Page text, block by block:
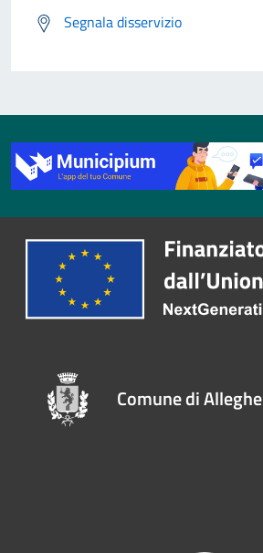
Segnala disservizio
Comune di Alleghe